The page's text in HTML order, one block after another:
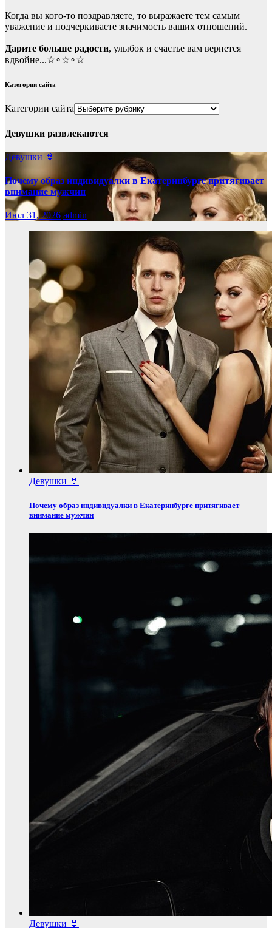
Когда вы кого-то поздравляете, то выражаете тем самым
уважение и подчеркиваете значимость ваших отношений.
Дарите больше радости, улыбок и счастье вам вернется
вдвойне...☆∘☆∘☆
Категории сайта
Категории сайта
Девушки развлекаются
Девушки 👙
Почему образ индивидуалки в Екатеринбурге притягивает
внимание мужчин
Июл 31, 2026 admin
Девушки 👙
Почему образ индивидуалки в Екатеринбурге притягивает
внимание мужчин
Девушки 👙